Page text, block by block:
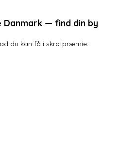
— find din by
du kan få i skrotpræmie.